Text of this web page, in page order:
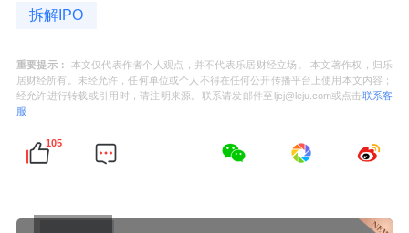
拆解IPO
重要提示：
本文仅代表作者个人观点，并不代表乐居财经立场。 本文著作权，归乐
居财经所有。未经允许，任何单位或个人不得在任何公开传播平台上使用本文内容；
经允许进行转载或引用时，请注明来源。联系请发邮件至ljcj@leju.com或点击联系客
服
105